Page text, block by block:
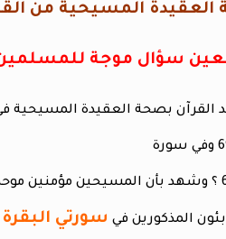
العقيدة المسيحية من
سؤال موجة
القرآن بصحة العقيدة المسيحية
سورتي البقرة